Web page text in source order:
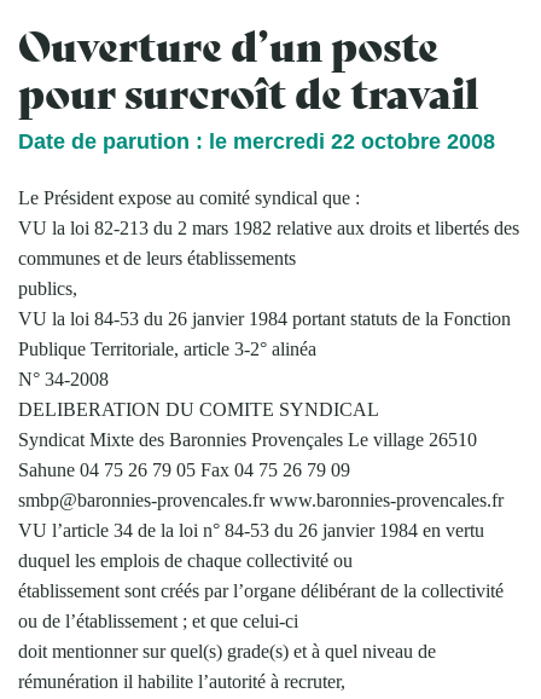
Ouverture d’un poste
pour surcroît de travail
Date de parution : le mercredi 22 octobre 2008
Le Président expose au comité syndical que :
VU la loi 82-213 du 2 mars 1982 relative aux droits et libertés des
communes et de leurs établissements
publics,
VU la loi 84-53 du 26 janvier 1984 portant statuts de la Fonction
Publique Territoriale, article 3-2° alinéa
N° 34-2008
DELIBERATION DU COMITE SYNDICAL
Syndicat Mixte des Baronnies Provençales Le village 26510
Sahune 04 75 26 79 05 Fax 04 75 26 79 09
smbp@baronnies-provencales.fr www.baronnies-provencales.fr
VU l’article 34 de la loi n° 84-53 du 26 janvier 1984 en vertu
duquel les emplois de chaque collectivité ou
établissement sont créés par l’organe délibérant de la collectivité
ou de l’établissement ; et que celui-ci
doit mentionner sur quel(s) grade(s) et à quel niveau de
rémunération il habilite l’autorité à recruter,